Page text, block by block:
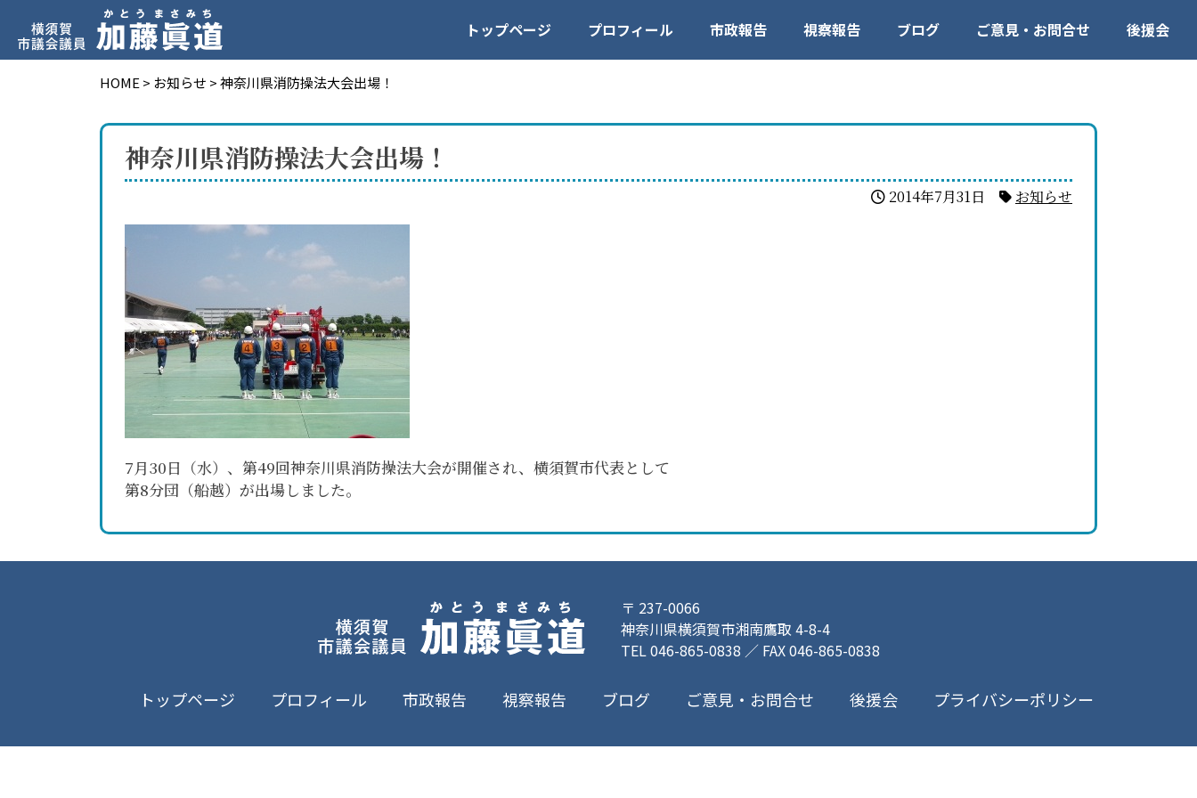
トップページ プロフィール 市政報告 視察報告 ブログ ご意見・お問合せ 後援会
HOME > お知らせ >神奈川県消防操法大会出場！
神奈川県消防操法大会出場！
2014年7月31日 お知らせ
7月30日（水）、第49回神奈川県消防操法大会が開催され、横須賀市代表として
第8分団（船越）が出場しました。
〒 237-0066
神奈川県横須賀市湘南鷹取 4-8-4
TEL 046-865-0838 ／ FAX 046-865-0838
トップページ プロフィール 市政報告 視察報告 ブログ ご意見・お問合せ 後援会 プライバシーポリシー